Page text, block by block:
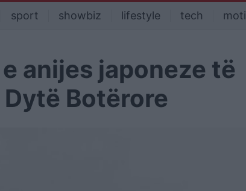
sport showbiz lifestyle tech moti
anijes japoneze të
Botërore